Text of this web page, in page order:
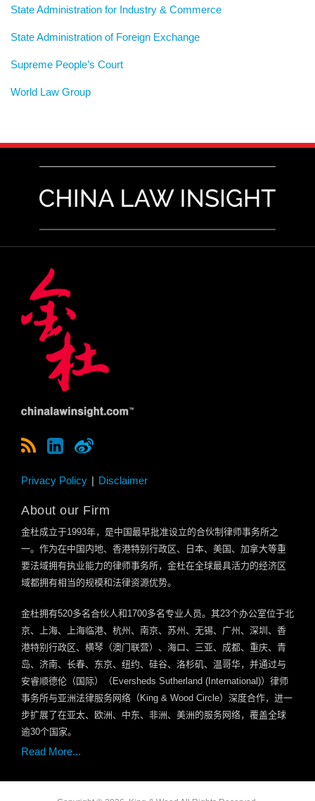
State Administration for Industry & Commerce
State Administration of Foreign Exchange
Supreme People’s Court
World Law Group
Privacy Policy Disclaimer
About our Firm
金杜成立于1993年，是中国最早批准设立的合伙制律师事务所之
一。作为在中国内地、香港特别行政区、日本、美国、加拿大等重
要法域拥有执业能力的律师事务所，金杜在全球最具活力的经济区
域都拥有相当的规模和法律资源优势。
金杜拥有520多名合伙人和1700多名专业人员。其23个办公室位于北
京、上海、上海临港、杭州、南京、苏州、无锡、广州、深圳、香
港特别行政区、横琴（澳门联营）、海口、三亚、成都、重庆、青
岛、济南、长春、东京、纽约、硅谷、洛杉矶、温哥华，并通过与
安睿顺德伦（国际）（Eversheds Sutherland (International)）律师
事务所与亚洲法律服务网络（King & Wood Circle）深度合作，进一
步扩展了在亚太、欧洲、中东、非洲、美洲的服务网络，覆盖全球
逾30个国家。
Read More...